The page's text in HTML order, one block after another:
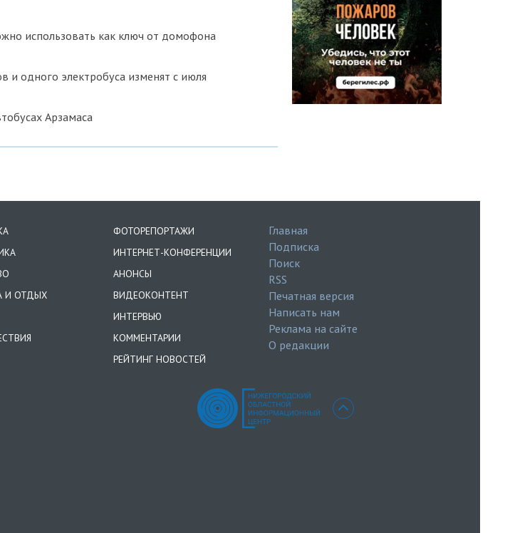
использовать как ключ от домофона
одного электробуса изменят с июля
Арзамаса
И ОТДЫХ
ФОТОРЕПОРТАЖИ
ИНТЕРНЕТ-КОНФЕРЕНЦИИ
АНОНСЫ
ВИДЕОКОНТЕНТ
ИНТЕРВЬЮ
КОММЕНТАРИИ
РЕЙТИНГ НОВОСТЕЙ
Главная
Подписка
Поиск
RSS
Печатная версия
Написать нам
Реклама на сайте
О редакции